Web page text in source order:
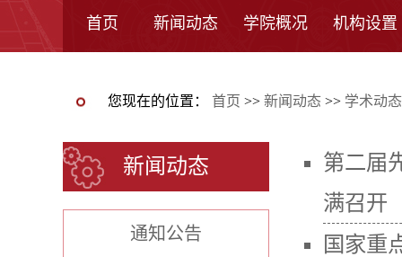
首页 新闻动态 学院概况 机构设置
您现在的位置： 首页 >> 新闻动态 >> 学术动态
新闻动态
通知公告
第二届
满召开
国家重